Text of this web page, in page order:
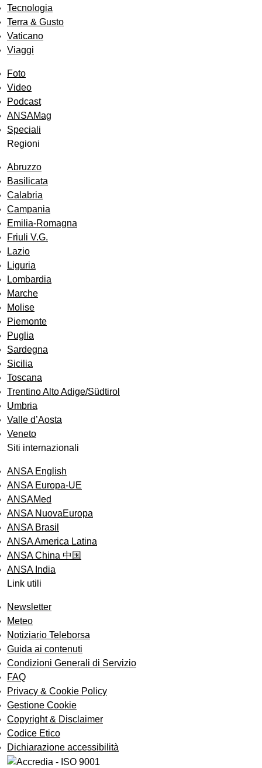
Tecnologia
Terra & Gusto
Vaticano
Viaggi
Foto
Video
Podcast
ANSAMag
Speciali
Regioni
Abruzzo
Basilicata
Calabria
Campania
Emilia-Romagna
Friuli V.G.
Lazio
Liguria
Lombardia
Marche
Molise
Piemonte
Puglia
Sardegna
Sicilia
Toscana
Trentino Alto Adige/Südtirol
Umbria
Valle d’Aosta
Veneto
Siti internazionali
ANSA English
ANSA Europa-UE
ANSAMed
ANSA NuovaEuropa
ANSA Brasil
ANSA America Latina
ANSA China 中国
ANSA India
Link utili
Newsletter
Meteo
Notiziario Teleborsa
Guida ai contenuti
Condizioni Generali di Servizio
FAQ
Privacy & Cookie Policy
Gestione Cookie
Copyright & Disclaimer
Codice Etico
Dichiarazione accessibilità